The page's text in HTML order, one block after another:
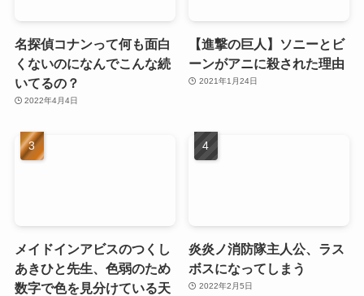
名探偵コナンって何も面白
くないのになんでこんな続
いてるの？
2022年4月4日
【進撃の巨人】ソニーとビ
ーンがアニに殺された理由
2021年1月24日
メイドインアビスのつくし
あきひと先生、色弱のため
数字で色を見分けている天
炎炎ノ消防隊主人公、ラス
ボスになってしまう
2022年2月5日